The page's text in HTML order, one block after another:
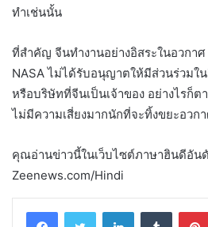
ทำเช่นนั้น
ที่สำคัญ จีนทำงานอย่างอิสระในอวกา
NASA ไม่ได้รับอนุญาตให้มีส่วนร่วมใ
หรือบริษัทที่จีนเป็นเจ้าของ อย่างไรก็ต
ไม่มีความเสี่ยงมากนักที่จะทิ้งขยะอวก
คุณอ่านข่าวนี้ในเว็บไซต์ภาษาฮินดีอัน
Zeenews.com/Hindi
LinkedInTumblr